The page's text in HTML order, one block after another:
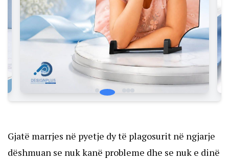
Gjatë marrjes në pyetje dy të plagosurit në ngjarje
dëshmuan se nuk kanë probleme dhe se nuk e dinë